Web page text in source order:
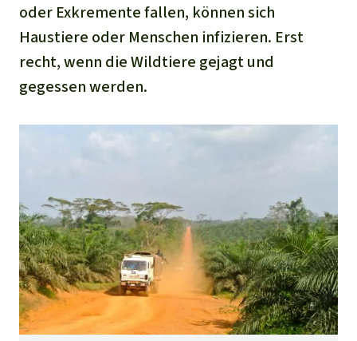
oder Exkremente fallen, können sich
Haustiere oder Menschen infizieren. Erst
recht, wenn die Wildtiere gejagt und
gegessen werden.